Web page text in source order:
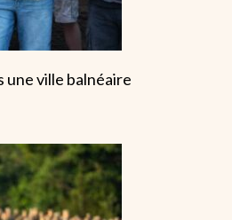
une ville balnéaire